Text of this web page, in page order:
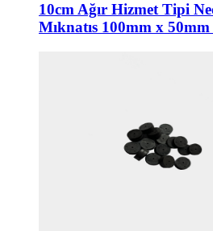
10cm Ağır Hizmet Tipi
Mıknatıs 100mm x